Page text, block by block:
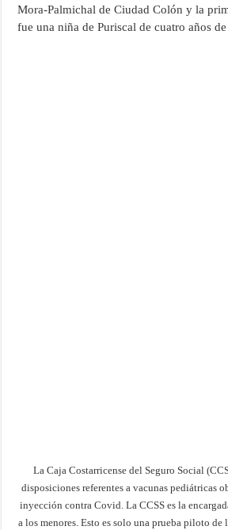
Mora-Palmichal de Ciudad Colón y la
fue una niña de Puriscal de cuatro años
La Caja Costarricense del Seguro Social
disposiciones referentes a vacunas pediátricas
inyección contra Covid. La CCSS es la
a los menores. Esto es solo una prueba piloto